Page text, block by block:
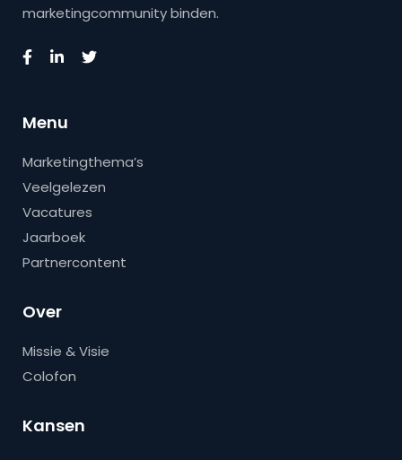
marketingcommunity binden.
Menu
Marketingthema’s
Veelgelezen
Vacatures
Jaarboek
Partnercontent
Over
Missie & Visie
Colofon
Kansen